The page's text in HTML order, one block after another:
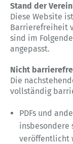
Stand der
Diese Website ist
Barrierefreiheit
sind im
angepasst.
Nicht
Die
vollständig
PDFs und
insbesondere
veröffentlicht